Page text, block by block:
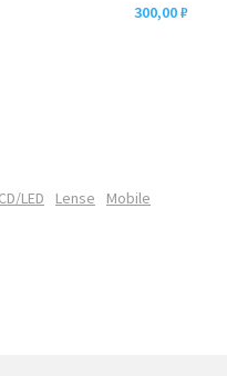
300,00₽
LED Lense
Mobile